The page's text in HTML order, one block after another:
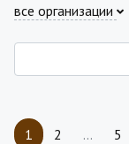
все организации
1 2 … 5